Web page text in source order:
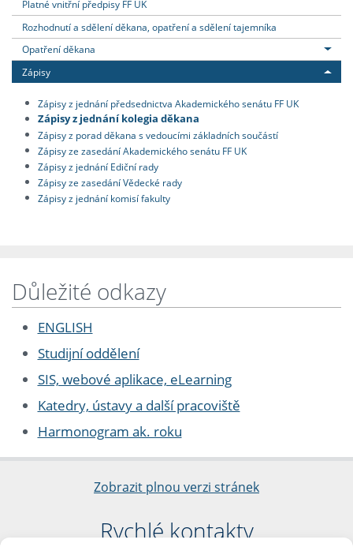
Platné vnitřní předpisy FF UK
Rozhodnutí a sdělení děkana, opatření a sdělení tajemníka
Opatření děkana
Zápisy
Zápisy z jednání předsednictva Akademického senátu FF UK
Zápisy z jednání kolegia děkana
Zápisy z porad děkana s vedoucími základních součástí
Zápisy ze zasedání Akademického senátu FF UK
Zápisy z jednání Ediční rady
Zápisy ze zasedání Vědecké rady
Zápisy z jednání komisí fakulty
Důležité odkazy
ENGLISH
Studijní oddělení
SIS, webové aplikace, eLearning
Katedry, ústavy a další pracoviště
Harmonogram ak. roku
Zobrazit plnou verzi stránek
Rychlé kontakty